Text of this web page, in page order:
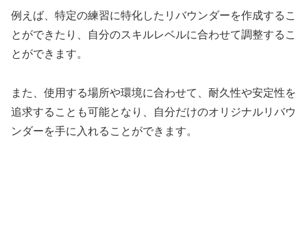
例えば、特定の練習に特化したリバウンダーを作成するこ
とができたり、自分のスキルレベルに合わせて調整するこ
とができます。
また、使用する場所や環境に合わせて、耐久性や安定性を
追求することも可能となり、自分だけのオリジナルリバウ
ンダーを手に入れることができます。